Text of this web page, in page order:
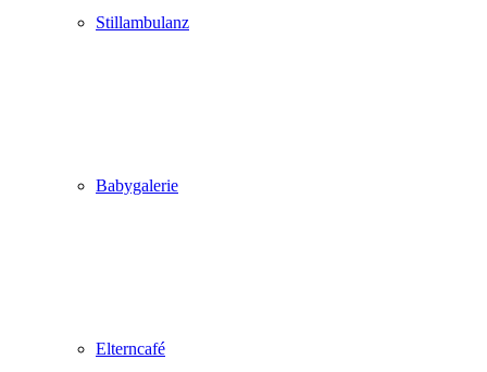
Stillambulanz
Babygalerie
Elterncafé